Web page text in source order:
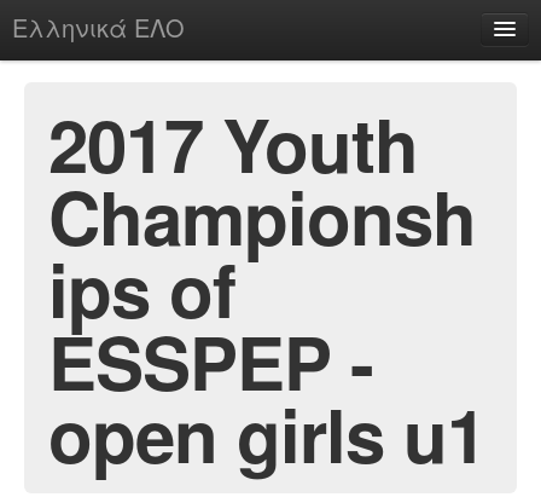
Ελληνικά ΕΛΟ
chesstu.be @ discord
Login
2017 Youth
Championsh
ips of
ESSPEP -
open girls u1